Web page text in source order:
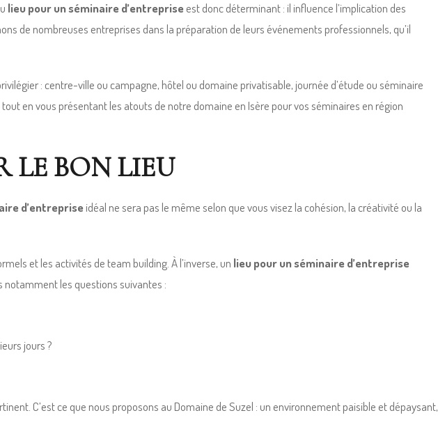
lieu pour un séminaire d’entrepriseest donc déterminant : il influence l’implication des
de nombreuses entreprises dans la préparation de leurs événements professionnels, qu’il
: centre-ville ou campagne, hôtel ou domaine privatisable, journée d’étude ou séminaire
en vous présentant les atouts de notre domaine en Isère pour vos séminaires en région
LE BON LIEU
d’entrepriseidéal ne sera pas le même selon que vous visez la cohésion, la créativité ou la
et les activités de team building. À l’inverse, un lieu pour un séminaire d’entreprise
notamment les questions suivantes :
jours ?
C’est ce que nous proposons au Domaine de Suzel : un environnement paisible et dépaysant,